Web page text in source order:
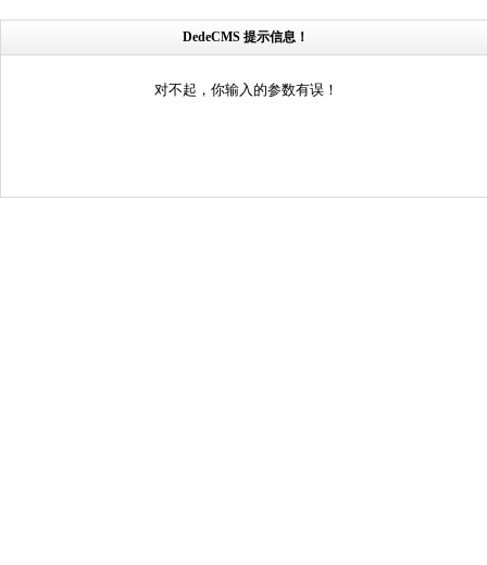
DedeCMS 提示信息！
对不起，你输入的参数有误！